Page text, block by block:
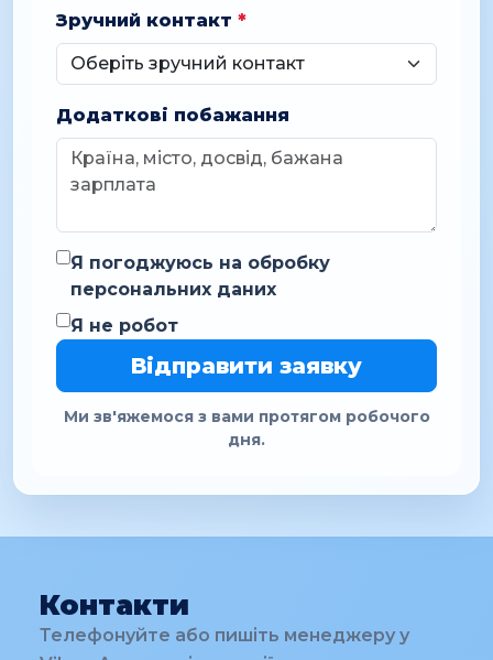
Зручний контакт *
Додаткові побажання
Я погоджуюсь на обробку
персональних даних
Я не робот
Відправити заявку
Ми зв'яжемося з вами протягом робочого
дня.
Контакти
Телефонуйте або пишіть менеджеру у